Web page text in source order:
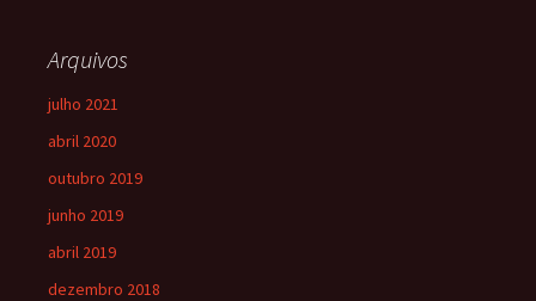
Arquivos
julho 2021
abril 2020
outubro 2019
junho 2019
abril 2019
dezembro 2018